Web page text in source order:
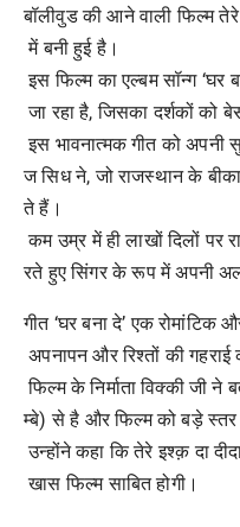
बॉलीवुड की आने वाली फिल्म तेरे
में बनी हुई है।
इस फिल्म का एल्बम सॉन्ग‘घर
जा रहा है,जिसका दर्शकों को
इस भावनात्मक गीत को अपनी
ज सिध ने,जो राजस्थान के
ते हैं।
कम उम्र में ही लाखों दिलों पर
रते हुए सिंगर के रूप में अपनी
गीत‘घर बना दे’एक रोमांटिक
अपनापन और रिश्तों की गहराई
फिल्म के निर्माता विक्की जी ने
म्बे)से है और फिल्म को बड़े स्तर
उन्होंने कहा कि तेरे इश्क़ दा
खास फिल्म साबित होगी।